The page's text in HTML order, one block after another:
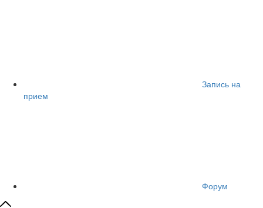
Запись на
прием
Форум